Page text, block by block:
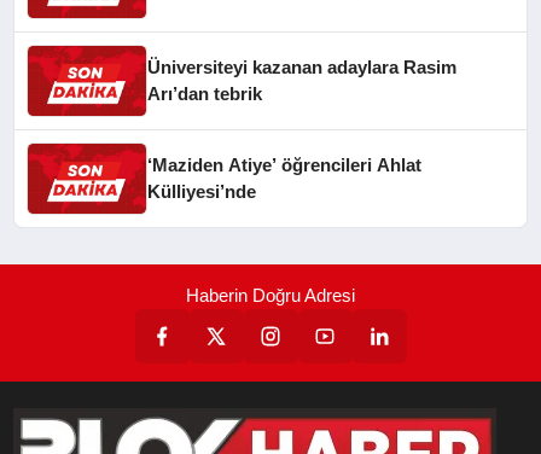
Üniversiteyi kazanan adaylara Rasim
Arı’dan tebrik
‘Maziden Atiye’ öğrencileri Ahlat
Külliyesi’nde
Haberin Doğru Adresi